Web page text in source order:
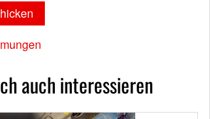
auch interessieren